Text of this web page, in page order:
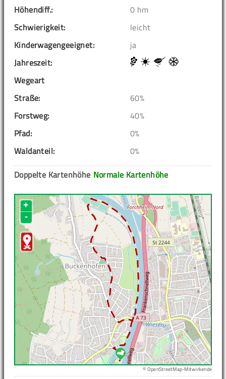
Höhendiff.:
0 hm
Schwierigkeit:
leicht
Kinderwagengeeignet:
ja
Jahreszeit:
Wegeart
Straße:
60%
Forstweg:
40%
Pfad:
0%
Waldanteil:
0%
Normale Kartenhöhe
Doppelte Kartenhöhe
+
-
© OpenStreetMap-Mitwirkende